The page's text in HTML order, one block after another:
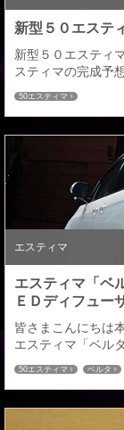
新型５０エステ
新型５０エスティ
スティマの完成予
ます、また魅力的
デザインをさらに
してはご了承くだ
50エスティマ
エスティマ
エスティマ「ベ
ＥＤディフュー
皆さまこんにちは
エスティマ「ベル
購入をご検討中の
ンパーツ「ローマ
完成いたしました
好評いただいてい
50エスティマ ベルタ